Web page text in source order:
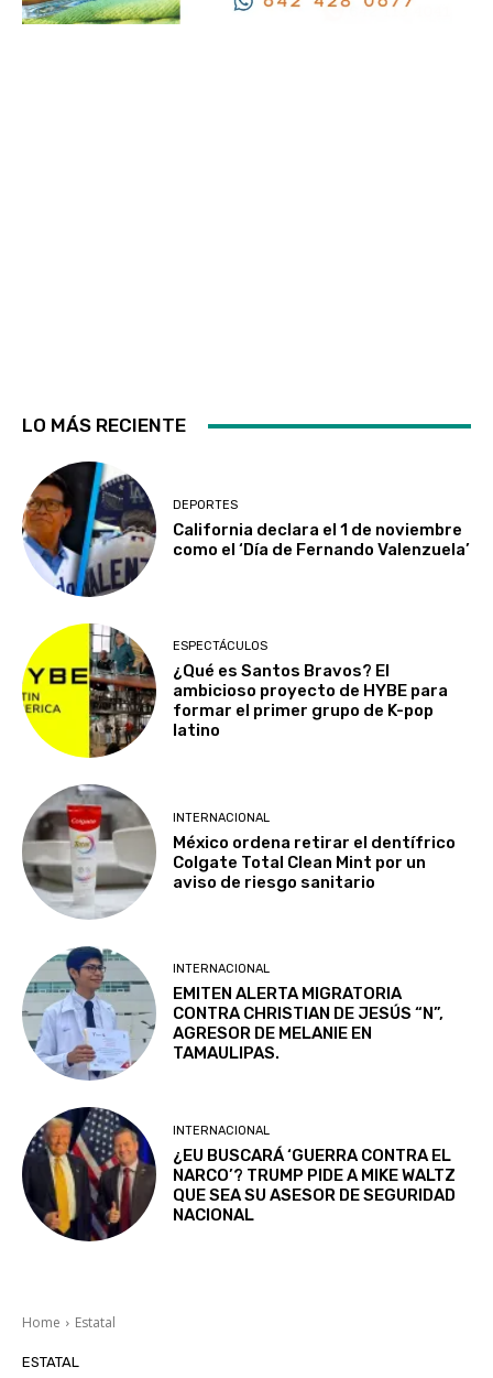
LO MÁS RECIENTE
DEPORTES
California declara el 1 de noviembre
como el ‘Día de Fernando Valenzuela’
ESPECTÁCULOS
¿Qué es Santos Bravos? El
ambicioso proyecto de HYBE para
formar el primer grupo de K-pop
latino
INTERNACIONAL
México ordena retirar el dentífrico
Colgate Total Clean Mint por un
aviso de riesgo sanitario
INTERNACIONAL
EMITEN ALERTA MIGRATORIA
CONTRA CHRISTIAN DE JESÚS “N”,
AGRESOR DE MELANIE EN
TAMAULIPAS.
INTERNACIONAL
¿EU BUSCARÁ ‘GUERRA CONTRA EL
NARCO’? TRUMP PIDE A MIKE WALTZ
QUE SEA SU ASESOR DE SEGURIDAD
NACIONAL